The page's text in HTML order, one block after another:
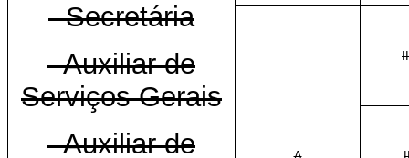
- Secretária
- Auxiliar de
Serviços Gerais
- Auxiliar de